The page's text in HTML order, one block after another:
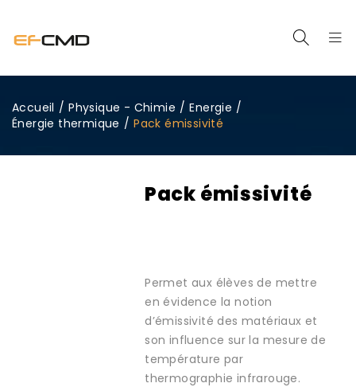
Accueil / Physique - Chimie / Energie /
Énergie thermique / Pack émissivité
Pack émissivité
Permet aux élèves de mettre
en évidence la notion
d’émissivité des matériaux et
son influence sur la mesure de
température par
thermographie infrarouge.